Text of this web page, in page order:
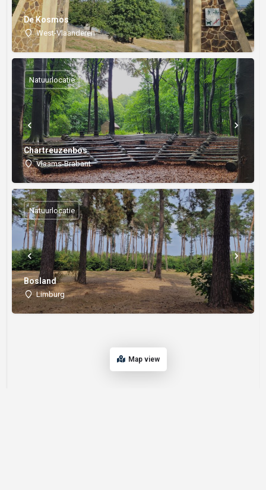
De Kosmos
West-Vlaanderen
Chartreuzenbos
Vlaams-Brabant
Natuurlocatie
Bosland
Limburg
Natuurlocatie
Map view